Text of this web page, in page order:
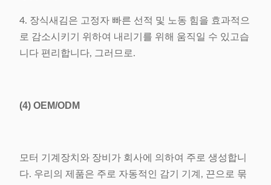
4. 장식새김은 고정자 빠른 선적 및 노동 힘을 효과적으
로 감소시키기 위하여 내리기를 위해 움직일 수 있고습
니다 편리합니다, 그러므로.
(4) OEM/ODM
모터 기계장치와 장비가 회사에 의하여 주로 생성합니
다. 우리의 제품은 주로 자동적인 감기 기계, 끈으로 묶